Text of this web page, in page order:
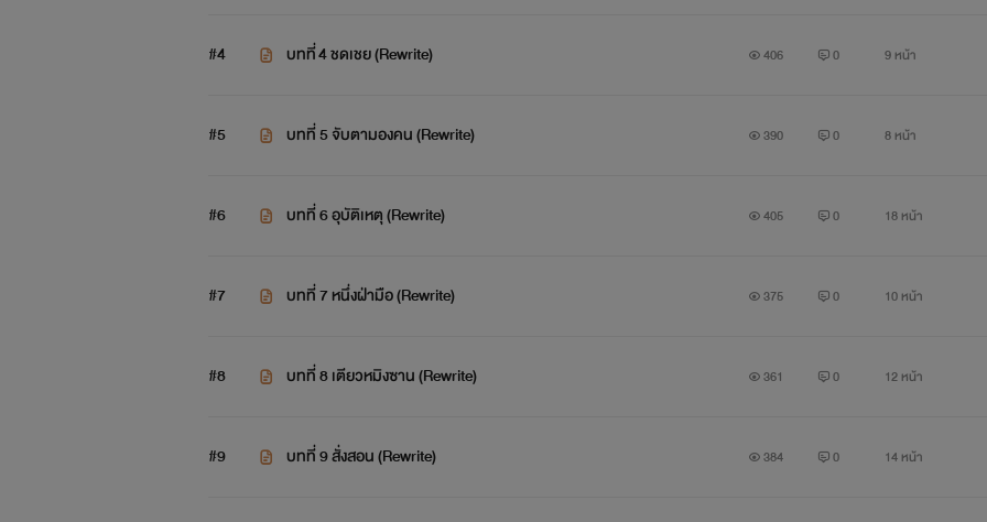
#4 บทที่ 4 ชดเชย (Rewrite) 406 0 9 หน้า
#5 บทที่ 5 จับตามองคน (Rewrite) 390 0 8 หน้า
#6 บทที่ 6 อุบัติเหตุ (Rewrite) 405 0 18 หน้า
#7 บทที่ 7 หนึ่งฝ่ามือ (Rewrite) 375 0 10 หน้า
#8 บทที่ 8 เตียวหมิงซาน (Rewrite) 361 0 12 หน้า
#9 บทที่ 9 สั่งสอน (Rewrite) 384 0 14 หน้า